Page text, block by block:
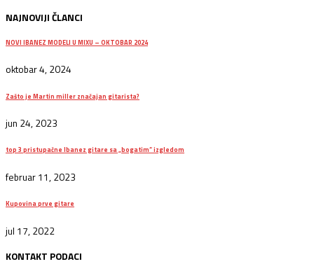
NAJNOVIJI ČLANCI
NOVI IBANEZ MODELI U MIXU – OKTOBAR 2024
oktobar 4, 2024
Zašto je Martin miller značajan gitarista?
jun 24, 2023
top 3 pristupačne Ibanez gitare sa „bogatim“ izgledom
februar 11, 2023
Kupovina prve gitare
jul 17, 2022
KONTAKT PODACI